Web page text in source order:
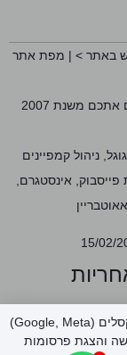
באתר > | מפת אתר
כל הזכויות שמורות © | חברת הקידום שלי מלווים אתכם משנת 2007
ניהול קמפיינים
אינסטגרם,
תמונות, פועל על
מובהר כי ייתכן
אתר זה עושה שימוש בקובצי Cookies ובפיקסלים (Google, Meta)
והצגת פרסומות